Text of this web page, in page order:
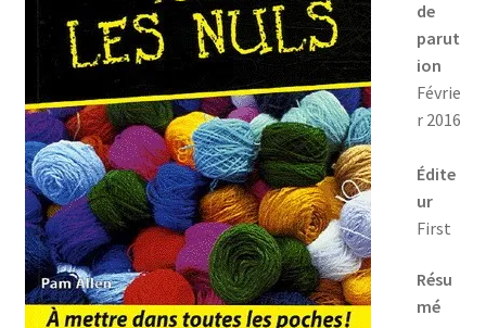
de
parut
ion
Févrie
r 2016
Édite
ur
First
Résu
mé